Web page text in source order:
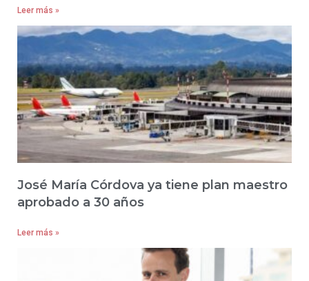
Leer más »
José María Córdova ya tiene plan maestro
aprobado a 30 años
Leer más »